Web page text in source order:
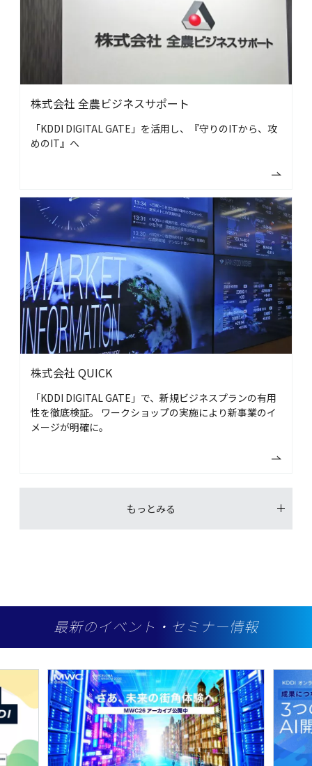
株式会社 全農ビジネスサポート
「KDDI DIGITAL GATE」を活用し、『守りのITから、攻
めのIT』へ
株式会社 QUICK
「KDDI DIGITAL GATE」で、新規ビジネスプランの有用
性を徹底検証。
ワークショップの実施により新事業のイ
メージが明確に。
もっとみる
最新のイベント・セミナー情報